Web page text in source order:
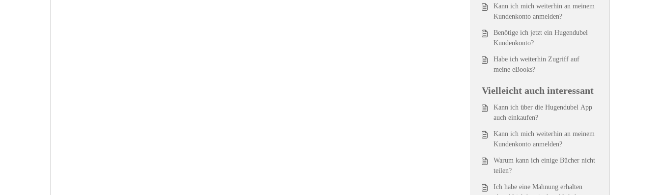
Kann ich mich weiterhin an meinem
Kundenkonto anmelden?
Benötige ich jetzt ein Hugendubel
Kundenkonto?
Habe ich weiterhin Zugriff auf
meine eBooks?
Vielleicht auch interessant
Kann ich über die Hugendubel App
auch einkaufen?
Kann ich mich weiterhin an meinem
Kundenkonto anmelden?
Warum kann ich einige Bücher nicht
teilen?
Ich habe eine Mahnung erhalten